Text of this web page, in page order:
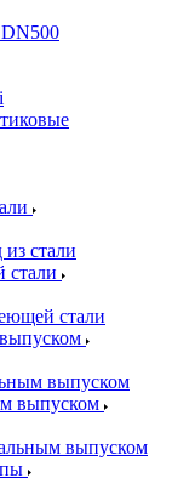
стали
стали
стали
выпуском
выпуском
выпуском